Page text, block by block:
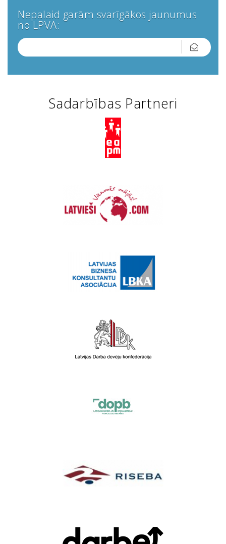
Nepalaid garām svarīgākos jaunumus
no LPVA:
Sadarbības Partneri